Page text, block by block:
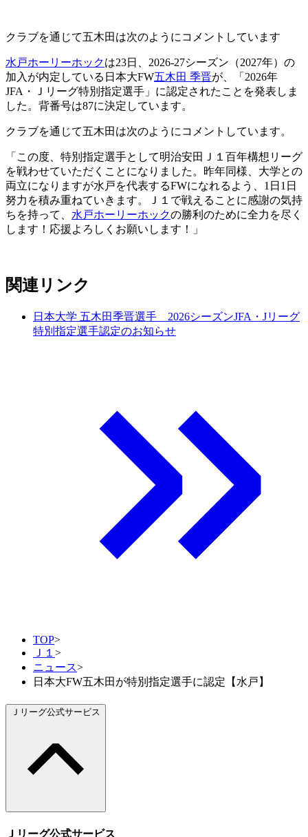
クラブを通じて五木田は次のようにコメントしています
水戸ホーリーホックは23日、2026-27シーズン（2027年）の
加入が内定している日本大FW五木田 季晋が、「2026年
JFA・Ｊリーグ特別指定選手」に認定されたことを発表しま
した。背番号は87に決定しています。
クラブを通じて五木田は次のようにコメントしています。
「この度、特別指定選手として明治安田Ｊ１百年構想リーグ
を戦わせていただくことになりました。昨年同様、大学との
両立になりますが水戸を代表するFWになれるよう、1日1日
努力を積み重ねていきます。Ｊ１で戦えることに感謝の気持
ちを持って、 水戸ホーリーホックの勝利のために全力を尽く
します！応援よろしくお願いします！」
関連リンク
日本大学 五木田季晋選手 2026シーズンJFA・Jリーグ
特別指定選手認定のお知らせ
TOP>
Ｊ１ >
ニュース>
日本大FW五木田が特別指定選手に認定【水戸】
Ｊリーグ公式サービス
Ｊリーグ公式サービス